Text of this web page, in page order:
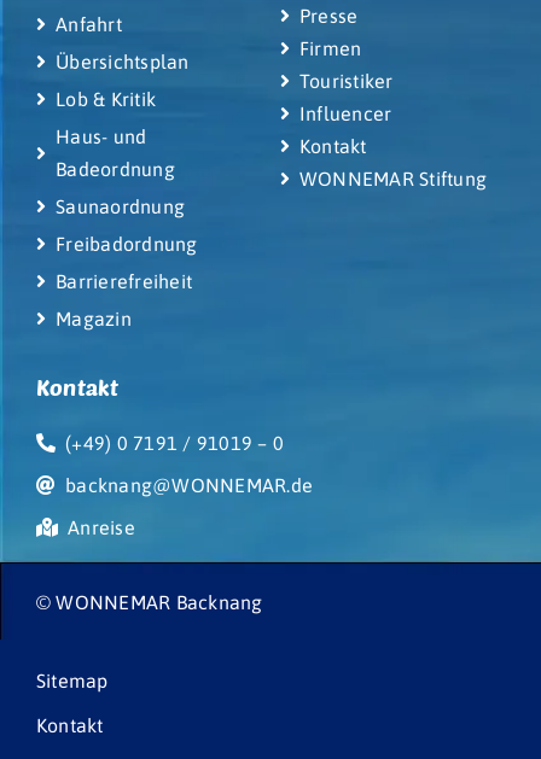
Anfahrt
Übersichtsplan
Lob & Kritik
Haus- und
Badeordnung
Saunaordnung
Freibadordnung
Barrierefreiheit
Magazin
Presse
Firmen
Touristiker
Influencer
Kontakt
WONNEMAR Stiftung
Kontakt
(+49) 0 7191 / 91019 – 0
backnang@WONNEMAR.de
Anreise
© WONNEMAR Backnang
Sitemap
Kontakt